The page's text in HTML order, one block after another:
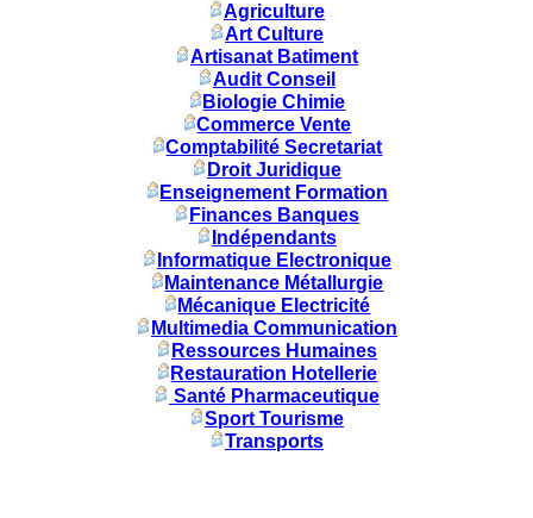
Agriculture
Art Culture
Artisanat Batiment
Audit Conseil
Biologie Chimie
Commerce Vente
Comptabilité Secretariat
Droit Juridique
Enseignement Formation
Finances Banques
Indépendants
Informatique Electronique
Maintenance Métallurgie
Mécanique Electricité
Multimedia Communication
Ressources Humaines
Restauration Hotellerie
Santé Pharmaceutique
Sport Tourisme
Transports